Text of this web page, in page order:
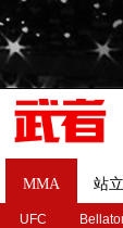
MMA
UFC
站